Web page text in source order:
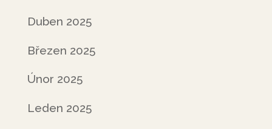
Duben 2025
Březen 2025
Únor 2025
Leden 2025